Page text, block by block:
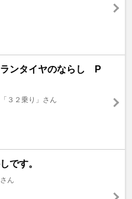
ランタイヤのならし P
３２乗り」さん
です。
ん